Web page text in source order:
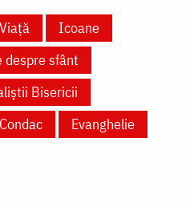
Viață
Icoane
despre sfânt
Bisericii
Condac
Evanghelie